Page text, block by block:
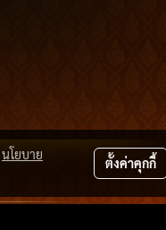
นโยบาย
ตั้งค่าคุกกี้